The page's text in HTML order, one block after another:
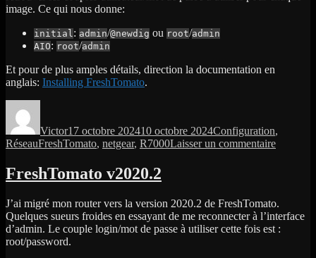
image. Ce qui nous donne:
initial : admin/@newdig ou root/admin
AIO: root/admin
Et pour de plus amples détails, direction la documentation en
anglais: Installing FreshTomato.
Victor17 octobre 202410 octobre 2024Configuration,
RéseauÉtiquettes
FreshTomato, netgear, R7000Laisser un commentairesur
sous
FreshTomato v2020.2
J’ai migré mon router vers la version 2020.2 de FreshTomato.
Quelques sueurs froides en essayant de me reconnecter à l’interface
d’admin. Le couple login/mot de passe à utiliser cette fois est :
root/password.